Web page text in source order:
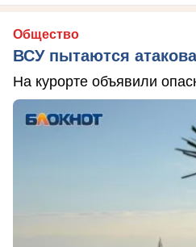
Общество
ВСУ пытаются
На курорте объявили